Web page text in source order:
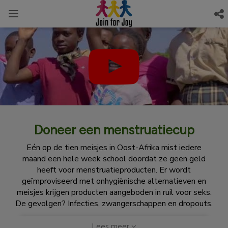
Doneer een menstruatiecup
Eén op de tien meisjes in Oost-Afrika mist iedere
maand een hele week school doordat ze geen geld
heeft voor menstruatieproducten. Er wordt
geïmproviseerd met onhygiënische alternatieven en
meisjes krijgen producten aangeboden in ruil voor seks.
De gevolgen? Infecties, zwangerschappen en dropouts.